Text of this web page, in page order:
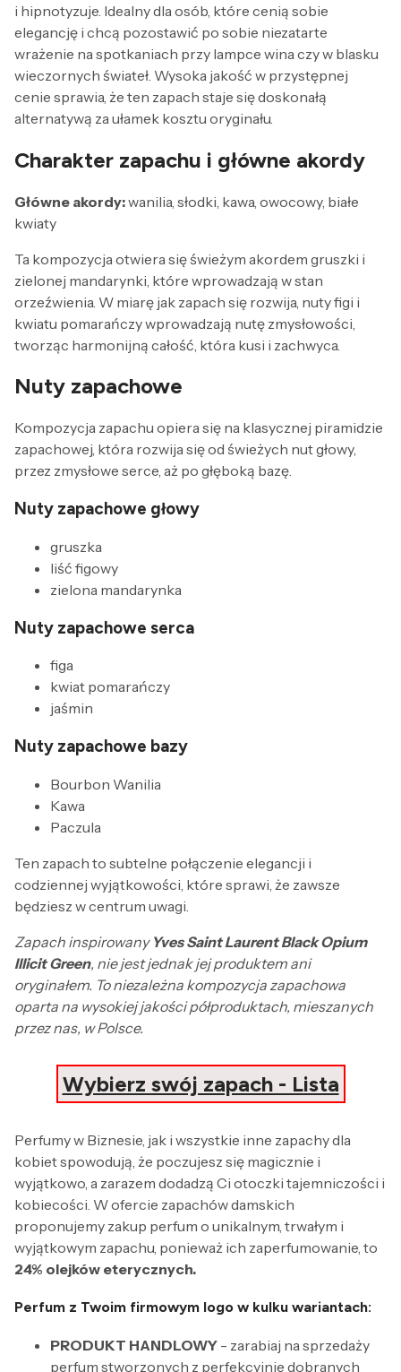
i hipnotyzuje. Idealny dla osób, które cenią sobie
elegancję i chcą pozostawić po sobie niezatarte
wrażenie na spotkaniach przy lampce wina czy w blasku
wieczornych świateł. Wysoka jakość w przystępnej
cenie sprawia, że ten zapach staje się doskonałą
alternatywą za ułamek kosztu oryginału.
Charakter zapachu i główne akordy
Główne akordy:wanilia, słodki, kawa, owocowy, białe
kwiaty
Ta kompozycja otwiera się świeżym akordem gruszki i
zielonej mandarynki, które wprowadzają w stan
orzeźwienia. W miarę jak zapach się rozwija, nuty figi i
kwiatu pomarańczy wprowadzają nutę zmysłowości,
tworząc harmonijną całość, która kusi i zachwyca.
Nuty zapachowe
Kompozycja zapachu opiera się na klasycznej piramidzie
zapachowej, która rozwija się od świeżych nut głowy,
przez zmysłowe serce, aż po głęboką bazę.
Nuty zapachowe głowy
gruszka
liść figowy
zielona mandarynka
Nuty zapachowe serca
figa
kwiat pomarańczy
jaśmin
Nuty zapachowe bazy
Bourbon Wanilia
Kawa
Paczula
Ten zapach to subtelne połączenie elegancji i
codziennej wyjątkowości, które sprawi, że zawsze
będziesz w centrum uwagi.
Zapach inspirowany Yves Saint Laurent Black Opium
Illicit Green, nie jest jednak jej produktem ani
oryginałem. To niezależna kompozycja zapachowa
oparta na wysokiej jakości półproduktach, mieszanych
przez nas, w Polsce.
Wybierz swój zapach - Lista
Perfumy w Biznesie, jak i wszystkie inne zapachy dla
kobiet spowodują, że poczujesz się magicznie i
wyjątkowo, a zarazem dodadzą Ci otoczki tajemniczości i
kobiecości. W ofercie zapachów damskich
proponujemy zakup perfum o unikalnym, trwałym i
wyjątkowym zapachu, ponieważ ich zaperfumowanie, to
24% olejków eterycznych.
Perfum z Twoim firmowym logo w kulku wariantach:
PRODUKT HANDLOWY - zarabiaj na sprzedaży
perfum stworzonych z perfekcyjnie dobranych